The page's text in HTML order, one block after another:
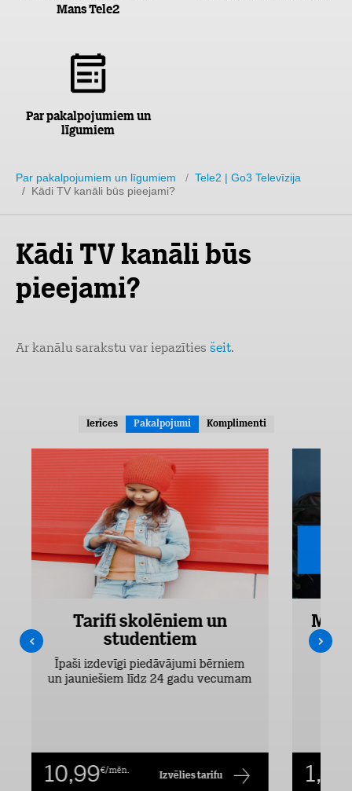
Mans Tele2
Par pakalpojumiem un
līgumiem
Par pakalpojumiem un līgumiem / Tele2 | Go3 Televīzija
/ Kādi TV kanāli būs pieejami?
Kādi TV kanāli būs
pieejami?
Ar kanālu sarakstu var iepazīties šeit.
Ierīces Pakalpojumi Komplimenti
Tarifi skolēniem un
studentiem
Īpaši izdevīgi piedāvājumi bērniem
un jauniešiem līdz 24 gadu vecumam
10,99€/mēn. Izvēlies tarifu 1,00